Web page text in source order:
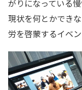
がりになっている
現状を何とかでき
労を啓蒙するイベ